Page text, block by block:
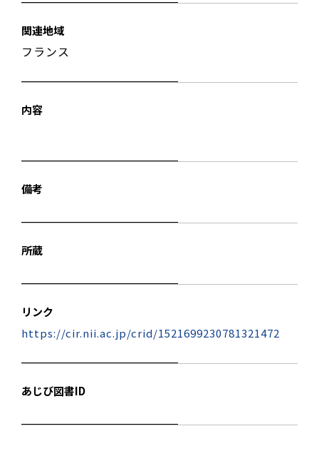
関連地域
フランス
内容
備考
所蔵
リンク
https://cir.nii.ac.jp/crid/1521699230781321472
あじび図書ID